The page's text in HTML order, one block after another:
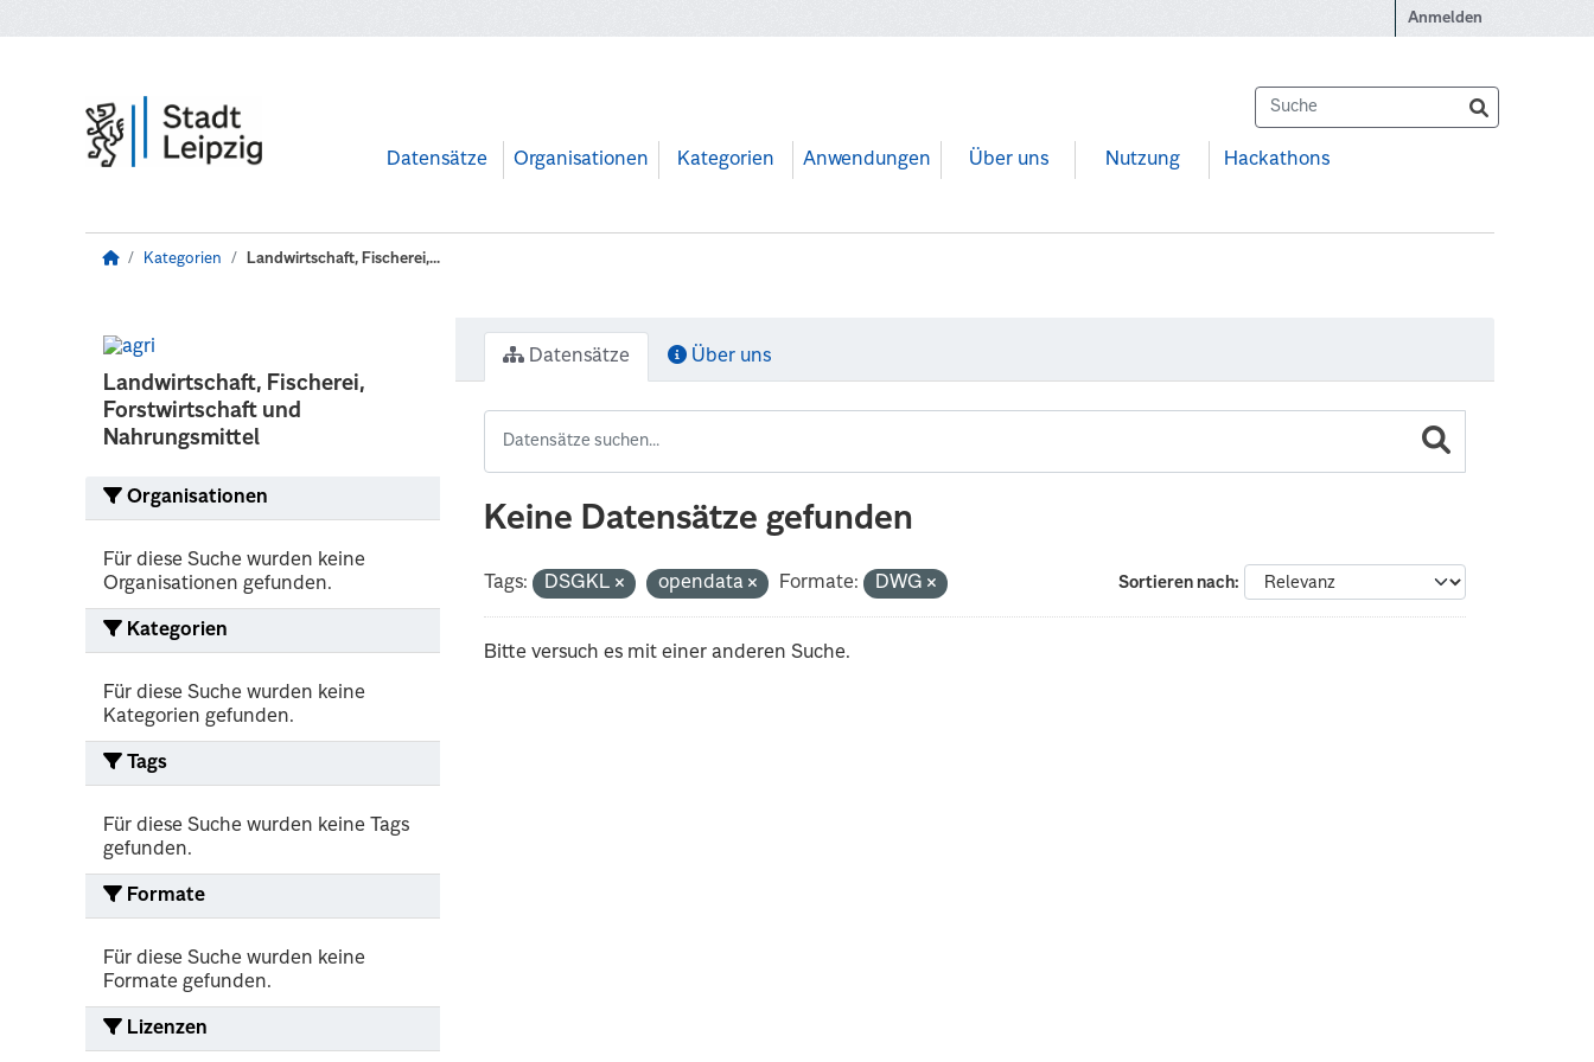
Anmelden
Datensätze Organisationen Kategorien Anwendungen Über uns Nutzung Hackathons
Kategorien Landwirtschaft, Fischerei,...
Landwirtschaft, Fischerei,
Forstwirtschaft und
Nahrungsmittel
Organisationen
Für diese Suche wurden keine
Organisationen gefunden.
Kategorien
Für diese Suche wurden keine
Kategorien gefunden.
Tags
Für diese Suche wurden keine Tags
gefunden.
Formate
Für diese Suche wurden keine
Formate gefunden.
Lizenzen
Datensätze Über uns
Keine Datensätze gefunden
Sortieren nach
Tags: DSGKL opendata Formate: DWG
Bitte versuch es mit einer anderen Suche.